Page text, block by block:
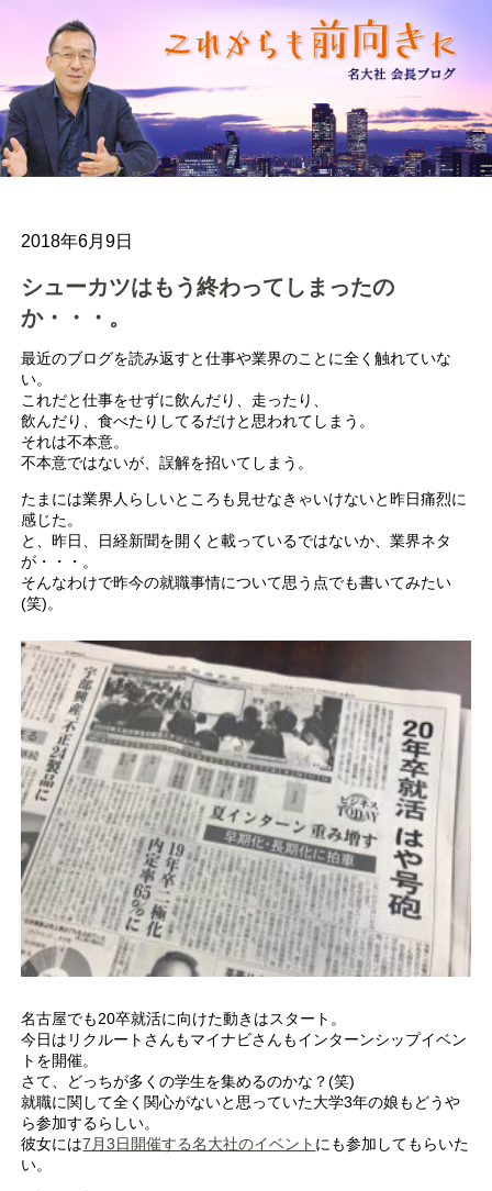
2018年6月9日
シューカツはもう終わってしまったの
か・・・。
最近のブログを読み返すと仕事や業界のことに全く触れていな
い。
これだと仕事をせずに飲んだり、走ったり、
飲んだり、食べたりしてるだけと思われてしまう。
それは不本意。
不本意ではないが、誤解を招いてしまう。
たまには業界人らしいところも見せなきゃいけないと昨日痛烈に
感じた。
と、昨日、日経新聞を開くと載っているではないか、業界ネタ
が・・・。
そんなわけで昨今の就職事情について思う点でも書いてみたい
(笑)。
名古屋でも20卒就活に向けた動きはスタート。
今日はリクルートさんもマイナビさんもインターンシップイベン
トを開催。
さて、どっちが多くの学生を集めるのかな？(笑)
就職に関して全く関心がないと思っていた大学3年の娘もどうや
ら参加するらしい。
彼女には7月3日開催する名大社のイベント にも参加してもらいた
い。